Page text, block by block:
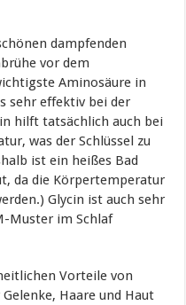
dampfenden
vor dem
Aminosäure in
sehr effektiv bei der
hilft tatsächlich auch bei
was der Schlüssel zu
ist ein heißes Bad
da die Körpertemperatur
Glycin ist auch sehr
Muster im Schlaf
Vorteile von
Haare und Haut